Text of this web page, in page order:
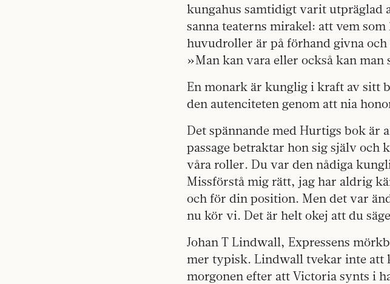
kungahus samtidigt varit utpräglad
sanna teaterns mirakel: att vem
huvudroller är på förhand givna
»Man kan vara eller också kan
En monark är kunglig i kraft av sitt
den autenciteten genom att nia
Det spännande med Hurtigs bok är
passage betraktar hon sig själv
våra roller. Du var den nådiga
Missförstå mig rätt, jag har aldrig
och för din position. Men det var
nu kör vi. Det är helt okej att du
Johan T Lindwall, Expressens
mer typisk. Lindwall tvekar inte att
morgonen efter att Victoria synts i